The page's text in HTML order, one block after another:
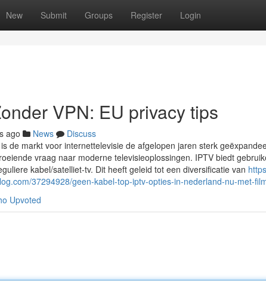
New Submit Groups Register Login
VPN: EU privacy tips
ago News
Discuss
de markt voor internettelevisie de afgelopen jaren sterk
vraag naar moderne televisieoplossingen. IPTV biedt
kabel/satelliet-tv. Dit heeft geleid tot een diversificatie van
37294928/geen-kabel-top-iptv-opties-in-nederland-nu-met-
Upvoted